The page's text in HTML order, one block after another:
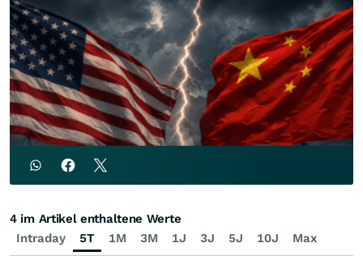
Intraday 5T 1M 3M 1J 3J 5J 10J Max
4 im Artikel enthaltene Werte